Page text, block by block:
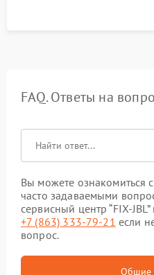
FAQ. Ответы на
Вы можете
часто задаваемыми
сервисный центр “FIX-
+7 (863) 333-79-21 если
вопрос.
Общие